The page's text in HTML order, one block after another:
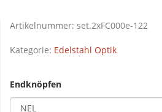
Artikelnummer: set.2xFC000e-122
Kategorie: Edelstahl Optik
Endknöpfen